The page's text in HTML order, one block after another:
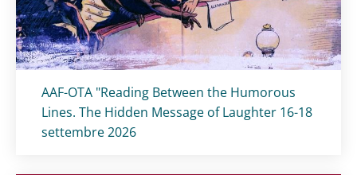
Titolo card:
AAF-OTA "Reading Between the Humorous
Lines. The Hidden Message of Laughter 16-18
settembre 2026